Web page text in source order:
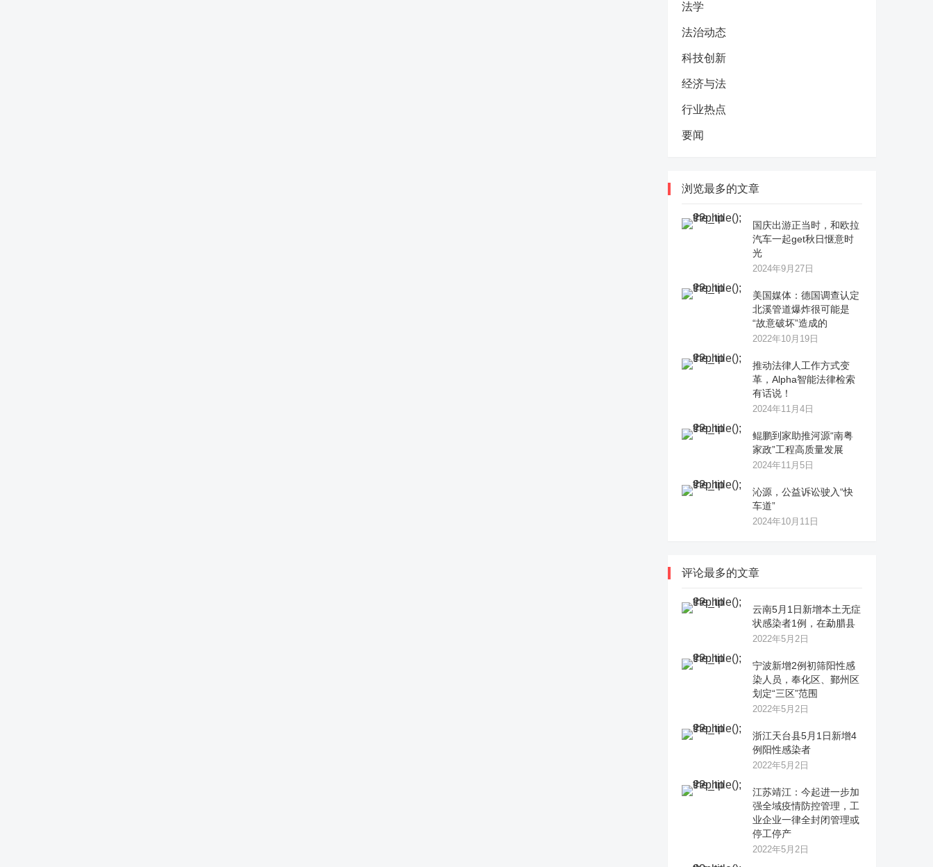
法学
法治动态
科技创新
经济与法
行业热点
要闻
浏览最多的文章
国庆出游正当时，和欧拉
汽车一起get秋日惬意时
光
2024年9月27日
美国媒体：德国调查认定
北溪管道爆炸很可能是
“故意破坏”造成的
2022年10月19日
推动法律人工作方式变
革，Alpha智能法律检索
有话说！
2024年11月4日
鲲鹏到家助推河源“南粤
家政”工程高质量发展
2024年11月5日
沁源，公益诉讼驶入“快
车道”
2024年10月11日
评论最多的文章
云南5月1日新增本土无症
状感染者1例，在勐腊县
2022年5月2日
宁波新增2例初筛阳性感
染人员，奉化区、鄞州区
划定“三区”范围
2022年5月2日
浙江天台县5月1日新增4
例阳性感染者
2022年5月2日
江苏靖江：今起进一步加
强全域疫情防控管理，工
业企业一律全封闭管理或
停工停产
2022年5月2日